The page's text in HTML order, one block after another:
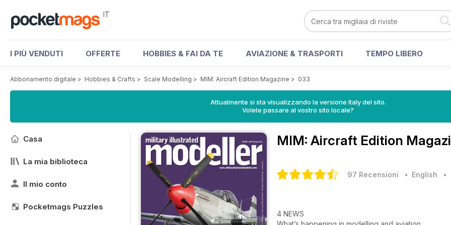
IT
I PIÙ VENDUTI OFFERTE HOBBIES & FAI DA TE AVIAZIONE & TRASPORTI TEMPO LIBERO
Abbonamento digitale > Hobbies & Crafts > Scale Modelling > MIM: Aircraft Edition Magazine > 033
Attualmente si sta visualizzando la versione Italy del sito.
Volete passare al vostro sito locale?
Casa
La mia biblioteca
Il mio conto
Pocketmags Puzzles
MIM: Aircraft Edition
97 Recensioni • English •
4 NEWS